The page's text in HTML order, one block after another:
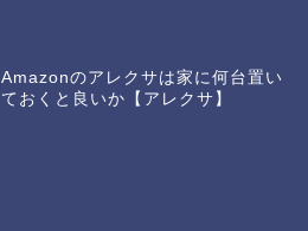
Amazonのアレクサは家に何台置い
ておくと良いか【アレクサ】